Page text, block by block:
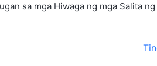
sa mga Hiwaga ng mga Salita